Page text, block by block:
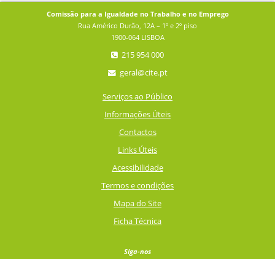
Comissão para a Igualdade no Trabalho e no Emprego
Rua Américo Durão, 12A – 1º e 2º piso
1900-064 LISBOA
215 954 000
geral@cite.pt
Serviços ao Público
Informações Úteis
Contactos
Links Úteis
Acessibilidade
Termos e condições
Mapa do Site
Ficha Técnica
Siga-nos